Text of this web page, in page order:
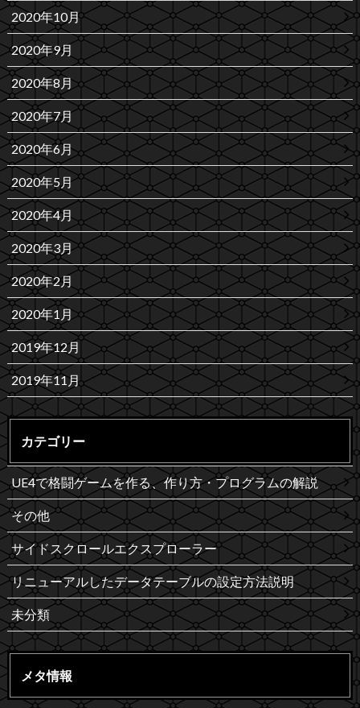
2020年10月
2020年9月
2020年8月
2020年7月
2020年6月
2020年5月
2020年4月
2020年3月
2020年2月
2020年1月
2019年12月
2019年11月
カテゴリー
UE4で格闘ゲームを作る、作り方・プログラムの解説
その他
サイドスクロールエクスプローラー
リニューアルしたデータテーブルの設定方法説明
未分類
メタ情報